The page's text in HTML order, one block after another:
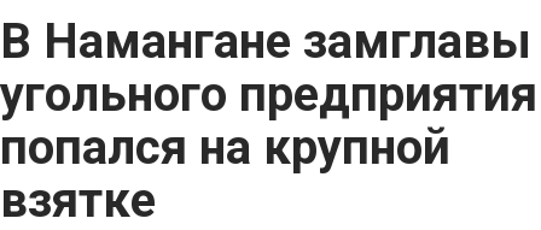
В Намангане замглавы
угольного предприятия
попался на крупной
взятке